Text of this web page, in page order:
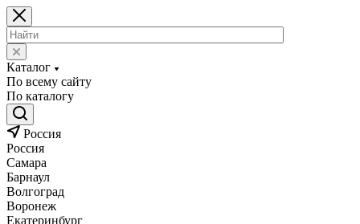
Каталог
По всему сайту
По каталогу
Россия
Россия
Самара
Барнаул
Волгоград
Воронеж
Екатеринбург